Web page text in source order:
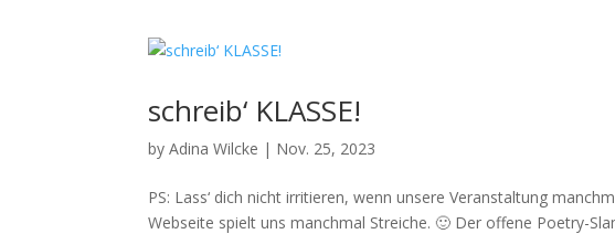
schreib‘ KLASSE!
byAdina Wilcke | Nov. 25, 2023
PS: Lass‘ dich nicht irritieren, wenn unsere Veranstaltung
Webseite spielt uns manchmal Streiche. 🙂 Der offene Poetry-